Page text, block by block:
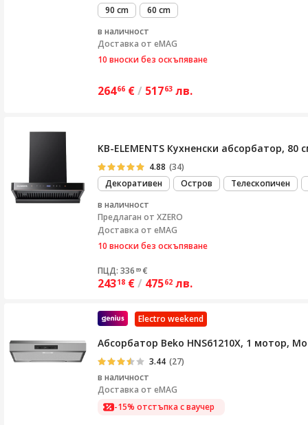
90 cm
60 cm
в наличност
Доставка от eMAG
10 вноски без оскъпяване
26466 €/ 51763 лв.
KB-ELEMENTS Кухненски абсорбатор,
4.88 (34)
Декоративен
Остров
Телескопичен
в наличност
Предлаган от XZERO
Доставка от eMAG
10 вноски без оскъпяване
ПЦД: 336 89 €
24318 €/ 47562 лв.
Electro weekend
Абсорбатор Beko HNS61210X, 1 мотор,
3.44 (27)
в наличност
Доставка от eMAG
-15% отстъпка с ваучер